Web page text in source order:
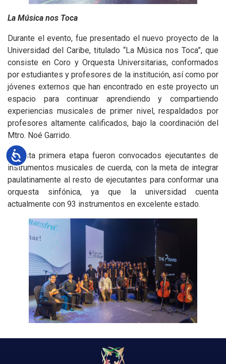
Accesibilidad
La Música nos Toca
Durante el evento, fue presentado el nuevo proyecto de la
Universidad del Caribe, titulado “La Música nos Toca”, que
consiste en Coro y Orquesta Universitarias, conformados
por estudiantes y profesores de la institución, así como por
jóvenes externos que han encontrado en este proyecto un
espacio para continuar aprendiendo y compartiendo
experiencias musicales de primer nivel, respaldados por
profesores altamente calificados, bajo la coordinación del
Mtro. Noé Garrido.
En esta primera etapa fueron convocados ejecutantes de
instrumentos musicales de cuerda, con la meta de integrar
paulatinamente al resto de ejecutantes para conformar una
orquesta sinfónica, ya que la universidad cuenta
actualmente con 93 instrumentos en excelente estado.